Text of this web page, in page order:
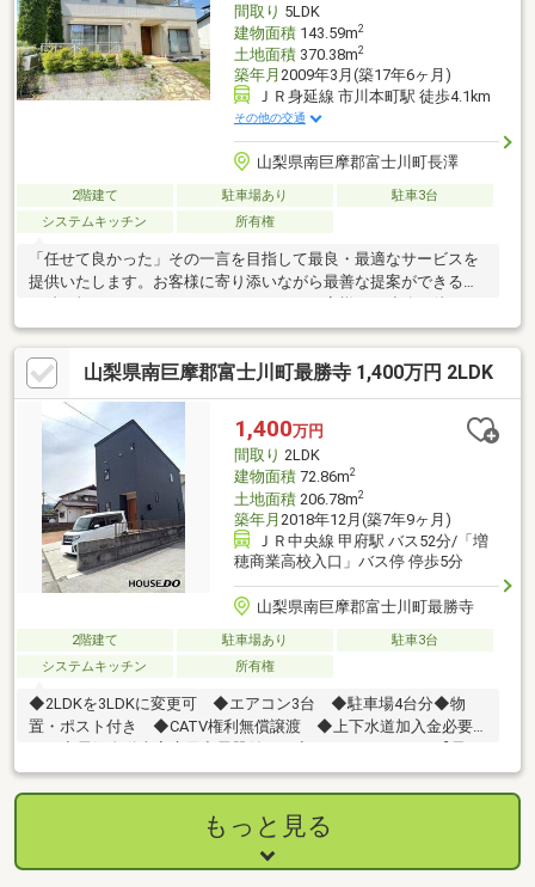
間取り 5LDK
建物面積143.59m2
土地面積370.38m2
築年月 2009年3月(築17年6ヶ月)
ＪＲ身延線 市川本町駅 徒歩4.1km
その他の交通
山梨県南巨摩郡富士川町長澤
2階建て 駐車場あり
駐車3台
システムキッチン
所有権
「任せて良かった」その一言を目指して最良・最適なサービスを
提供いたします。お客様に寄り添いながら最善な提案ができるよ
ています！
山梨県南巨摩郡富士川町最勝寺 1,400万円 2LDK
1,400万円
間取り 2LDK
建物面積72.86m2
土地面積206.78m2
築年月 2018年12月(築7年9ヶ月)
ＪＲ中央線 甲府駅 バス52分/「増
穂商業高校入口」バス停 停歩5分
山梨県南巨摩郡富士川町最勝寺
2階建て 駐車場あり
駐車3台
システムキッチン
所有権
◆2LDKを3LDKに変更可 ◆エアコン3台 ◆駐車場4台分◆物
置・ポスト付き ◆CATV権利無償譲渡 ◆上下水道加入金必要
話・LINE・Zoom・ビデオトーク】のオンライン相談始めまし
た！！今までの経験を活かし様々な解決策をお客様と一緒に考
え、ご提案させていただきます。もっと見る